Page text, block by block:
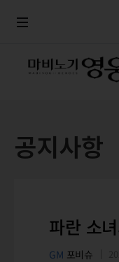
공지사항
파란 소
GM 포비슈